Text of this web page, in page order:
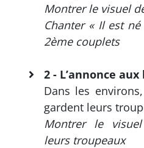
Montrer le visuel
Chanter « Il est
2ème couplets
2 - L’annonce
Dans les
gardent leurs
Montrer le
leurs troupeaux